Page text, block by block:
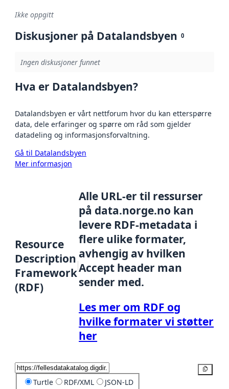
Ikke oppgitt
Diskusjoner på Datalandsbyen 0
Ingen diskusjoner funnet
Hva er Datalandsbyen?
Datalandsbyen er vårt nettforum hvor du kan etterspørre
data, dele erfaringer og spørre om råd som gjelder
datadeling og informasjonsforvaltning.
Gå til Datalandsbyen
Mer informasjon
Resource
Description
Framework
(RDF)
Alle URL-er til ressurser
på data.norge.no kan
levere RDF-metadata i
flere ulike formater,
avhengig av hvilken
Accept header man
sender med.
Les mer om RDF og
hvilke formater vi støtter
her
Turtle RDF/XML JSON-LD